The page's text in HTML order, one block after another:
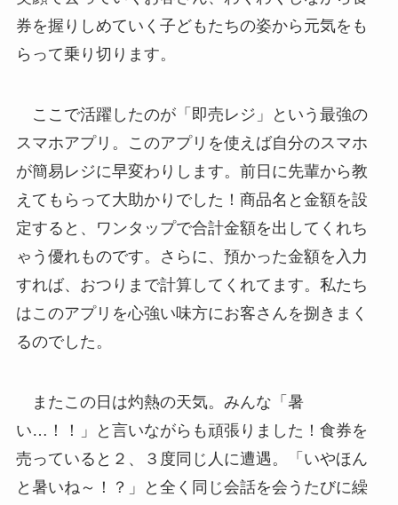
券を握りしめていく子どもたちの姿から元気をも
らって乗り切ります。
ここで活躍したのが「即売レジ」という最強の
スマホアプリ。このアプリを使えば自分のスマホ
が簡易レジに早変わりします。前日に先輩から教
えてもらって大助かりでした！商品名と金額を設
定すると、ワンタップで合計金額を出してくれち
ゃう優れものです。さらに、預かった金額を入力
すれば、おつりまで計算してくれてます。私たち
はこのアプリを心強い味方にお客さんを捌きまく
るのでした。
またこの日は灼熱の天気。みんな「暑
い…！！」と言いながらも頑張りました！食券を
売っていると２、３度同じ人に遭遇。「いやほん
と暑いね～！？」と全く同じ会話を会うたびに繰